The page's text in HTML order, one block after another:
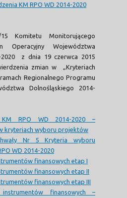
KM RPO WD 2014-2020
Komitetu Monitorującego
Operacyjny Województwa
2020 z dnia 19 czerwca 2015
zmian w „Kryteriach
Regionalnego Programu
Dolnośląskiego 2014-
RPO WD 2014-2020 –
kryteriach wyboru projektów
Nr 5 Kryteria wyboru
WD 2014-2020
finansowych etap I
finansowych etap II
finansowych etap III
finansowych –